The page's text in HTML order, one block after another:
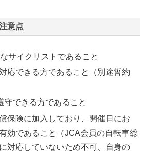
意点
サイクリストであること
応できる方であること（別途誓約
守できる方であること
保険に加入しており、開催日にお
効であること（JCA会員の自転車総
対応していないため不可、自身の